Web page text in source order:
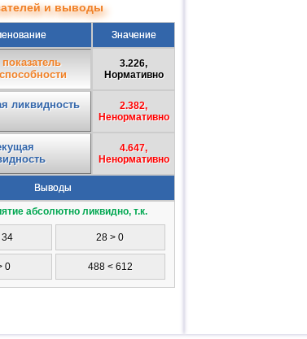
и выводы
Значение
3.226,
Нормативно
ликвидность
2.382,
Ненормативно
4.647,
Ненормативно
Выводы
абсолютно ликвидно, т.к.
34 28 > 0
0 488 < 612